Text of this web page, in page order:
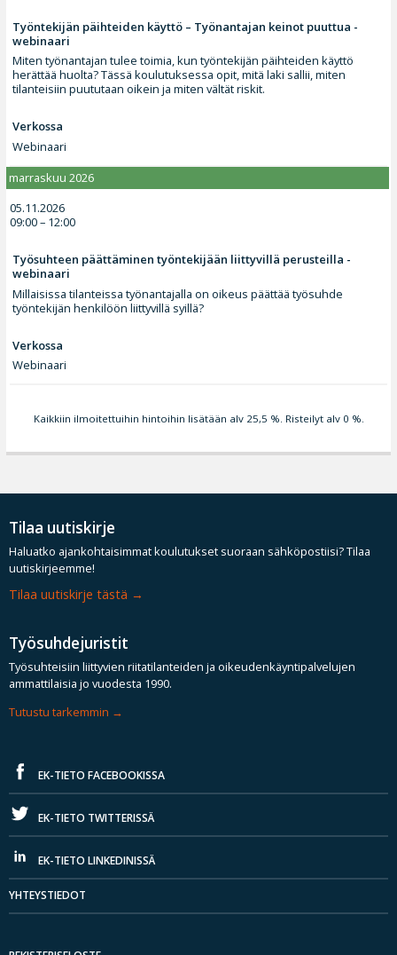
Työntekijän päihteiden käyttö – Työnantajan keinot puuttua -
webinaari
Miten työnantajan tulee toimia, kun työntekijän päihteiden käyttö
herättää huolta? Tässä koulutuksessa opit, mitä laki sallii, miten
tilanteisiin puututaan oikein ja miten vältät riskit.
Verkossa
Webinaari
marraskuu 2026
05.11.2026
09:00 – 12:00
Työsuhteen päättäminen työntekijään liittyvillä perusteilla -
webinaari
Millaisissa tilanteissa työnantajalla on oikeus päättää työsuhde
työntekijän henkilöön liittyvillä syillä?
Verkossa
Webinaari
Kaikkiin ilmoitettuihin hintoihin lisätään alv 25,5 %. Risteilyt alv 0 %.
Tilaa uutiskirje
Haluatko ajankohtaisimmat koulutukset suoraan sähköpostiisi? Tilaa
uutiskirjeemme!
Tilaa uutiskirje tästä
Työsuhdejuristit
Työsuhteisiin liittyvien riitatilanteiden ja oikeudenkäyntipalvelujen
ammattilaisia jo vuodesta 1990.
Tutustu tarkemmin
EK-TIETO FACEBOOKISSA
EK-TIETO TWITTERISSÄ
EK-TIETO LINKEDINISSÄ
YHTEYSTIEDOT